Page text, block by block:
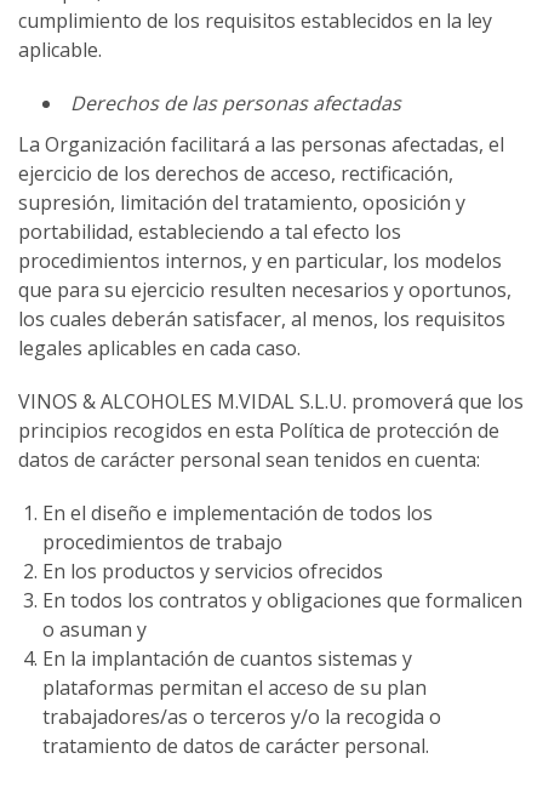
cumplimiento de los requisitos establecidos en la ley
aplicable.
Derechos de las personas afectadas
La Organización facilitará a las personas afectadas, el
ejercicio de los derechos de acceso, rectificación,
supresión, limitación del tratamiento, oposición y
portabilidad, estableciendo a tal efecto los
procedimientos internos, y en particular, los modelos
que para su ejercicio resulten necesarios y oportunos,
los cuales deberán satisfacer, al menos, los requisitos
legales aplicables en cada caso.
VINOS & ALCOHOLES M.VIDAL S.L.U. promoverá que los
principios recogidos en esta Política de protección de
datos de carácter personal sean tenidos en cuenta:
En el diseño e implementación de todos los
procedimientos de trabajo
En los productos y servicios ofrecidos
En todos los contratos y obligaciones que formalicen
o asuman y
En la implantación de cuantos sistemas y
plataformas permitan el acceso de su plan
trabajadores/as o terceros y/o la recogida o
tratamiento de datos de carácter personal.